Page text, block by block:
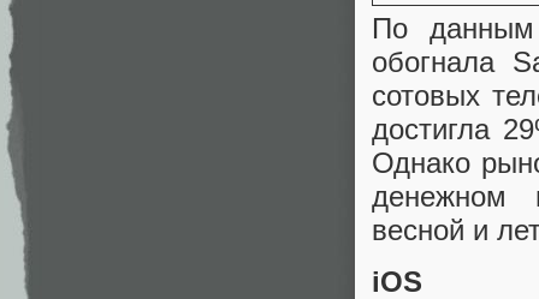
По
обогнала
сотовых
достигла
Однако
денежном
весной и
iOS